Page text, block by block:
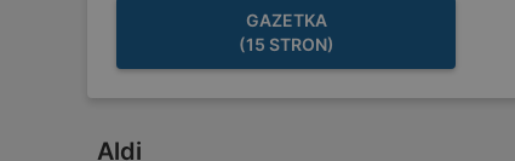
GAZETKA
(15 STRON)
Aldi